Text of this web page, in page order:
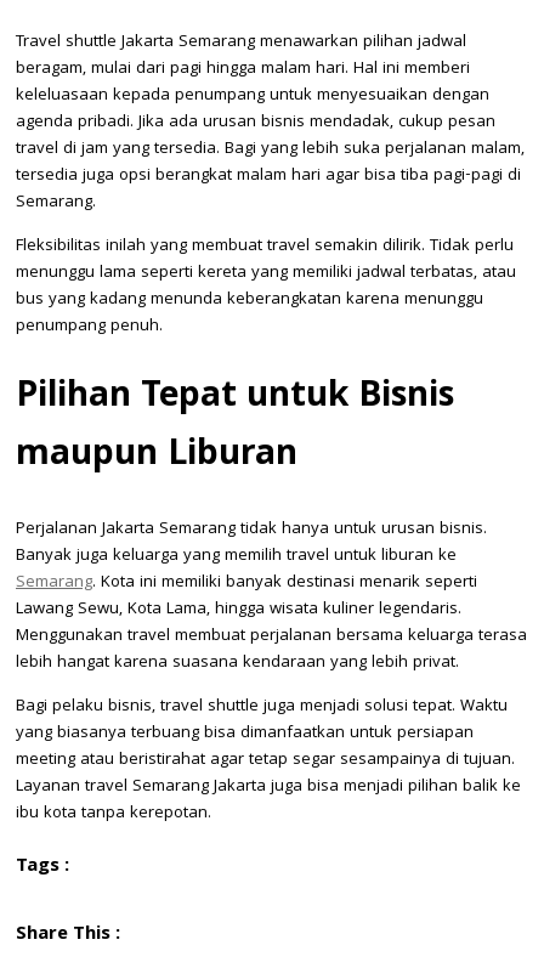
Travel shuttle Jakarta Semarang menawarkan pilihan jadwal
beragam, mulai dari pagi hingga malam hari. Hal ini memberi
keleluasaan kepada penumpang untuk menyesuaikan dengan
agenda pribadi. Jika ada urusan bisnis mendadak, cukup pesan
travel di jam yang tersedia. Bagi yang lebih suka perjalanan malam,
tersedia juga opsi berangkat malam hari agar bisa tiba pagi-pagi di
Semarang.
Fleksibilitas inilah yang membuat travel semakin dilirik. Tidak perlu
menunggu lama seperti kereta yang memiliki jadwal terbatas, atau
bus yang kadang menunda keberangkatan karena menunggu
penumpang penuh.
Pilihan Tepat untuk Bisnis
maupun Liburan
Perjalanan Jakarta Semarang tidak hanya untuk urusan bisnis.
Banyak juga keluarga yang memilih travel untuk liburan ke
Semarang. Kota ini memiliki banyak destinasi menarik seperti
Lawang Sewu, Kota Lama, hingga wisata kuliner legendaris.
Menggunakan travel membuat perjalanan bersama keluarga terasa
lebih hangat karena suasana kendaraan yang lebih privat.
Bagi pelaku bisnis, travel shuttle juga menjadi solusi tepat. Waktu
yang biasanya terbuang bisa dimanfaatkan untuk persiapan
meeting atau beristirahat agar tetap segar sesampainya di tujuan.
Layanan travel Semarang Jakarta juga bisa menjadi pilihan balik ke
ibu kota tanpa kerepotan.
Tags :
Share This :